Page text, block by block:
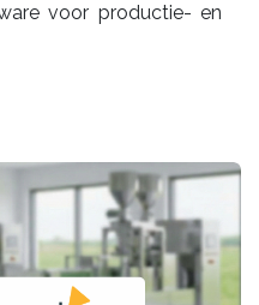
voor productie- en